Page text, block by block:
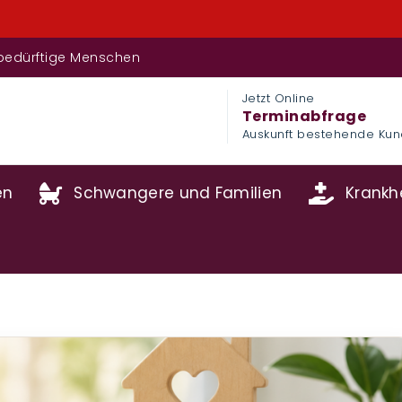
Menschen
Jetzt Online
Terminabfrage
Auskunft bestehende
Schwangere und Familien